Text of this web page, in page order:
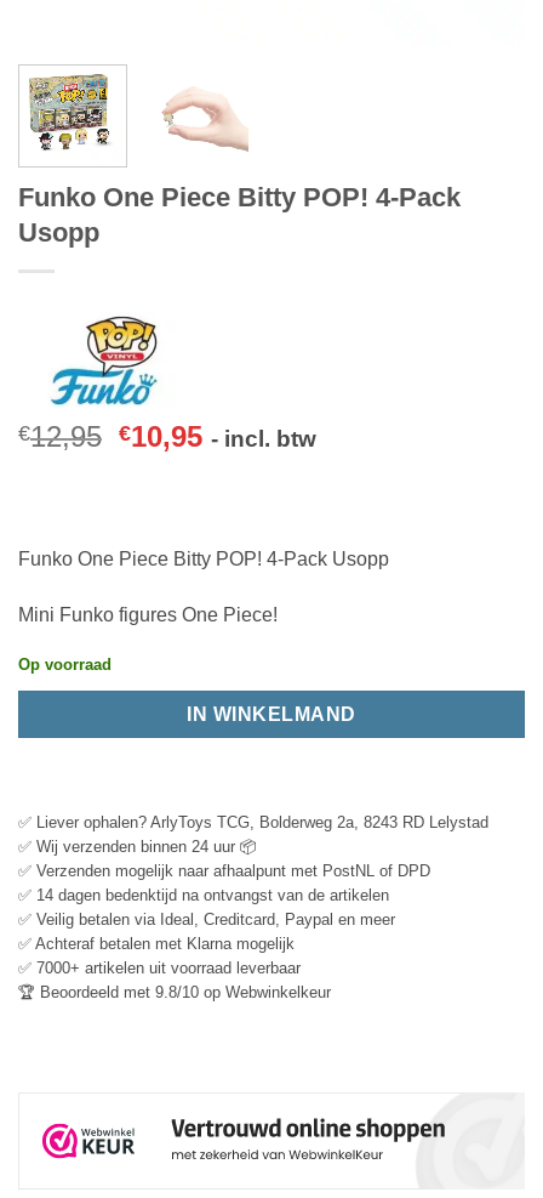
Funko One Piece Bitty POP! 4-Pack
Usopp
€12,95 €10,95 - incl. btw
Funko One Piece Bitty POP! 4-Pack Usopp
Mini Funko figures One Piece!
Op voorraad
IN WINKELMAND
✅ Liever ophalen? ArlyToys TCG, Bolderweg 2a, 8243 RD Lelystad
✅ Wij verzenden binnen 24 uur 📦
✅ Verzenden mogelijk naar afhaalpunt met PostNL of DPD
✅ 14 dagen bedenktijd na ontvangst van de artikelen
✅ Veilig betalen via Ideal, Creditcard, Paypal en meer
✅ Achteraf betalen met Klarna mogelijk
✅ 7000+ artikelen uit voorraad leverbaar
🏆 Beoordeeld met 9.8/10 op Webwinkelkeur